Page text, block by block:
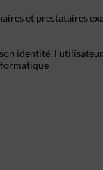
et prestataires
identité,